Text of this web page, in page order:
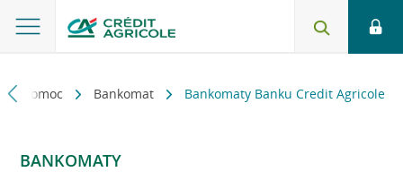
i pomoc Bankomat Bankomaty Banku Credit Agricole
BANKOMATY